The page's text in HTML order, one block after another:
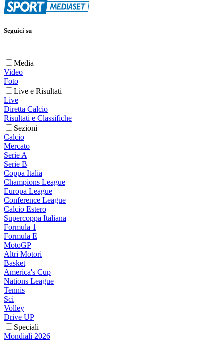
Seguici su
Media
Video
Foto
Live e Risultati
Live
Diretta Calcio
Risultati e Classifiche
Sezioni
Calcio
Mercato
Serie A
Serie B
Coppa Italia
Champions League
Europa League
Conference League
Calcio Estero
Supercoppa Italiana
Formula 1
Formula E
MotoGP
Altri Motori
Basket
America's Cup
Nations League
Tennis
Sci
Volley
Drive UP
Speciali
Mondiali 2026